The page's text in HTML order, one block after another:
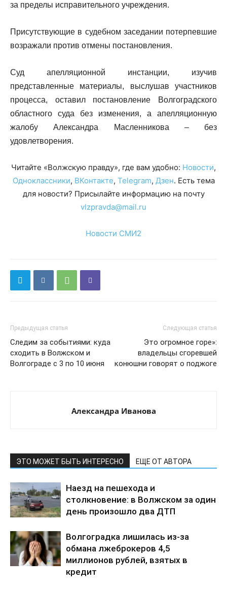
за пределы исправительного учреждения.
Присутствующие в судебном заседании потерпевшие
возражали против отмены постановления.
Суд апелляционной инстанции, изучив
представленные материалы, выслушав участников
процесса, оставил постановление Волгоградского
областного суда без изменения, а апелляционную
жалобу Александра Масленникова – без
удовлетворения.
Читайте «Волжскую правду», где вам удобно: Новости,
Одноклассники, ВКонтакте, Telegram, Дзен. Есть тема
для новости? Присылайте информацию на почту
vlzpravda@mail.ru
Новости СМИ2
Предыдущая статья
Следим за событиями: куда
сходить в Волжском и
Волгограде с 3 по 10 июня
Следующая статья
Это огромное горе»:
владельцы сгоревшей
конюшни говорят о поджоге
Александра Иванова
ЭТО МОЖЕТ БЫТЬ ИНТЕРЕСНО ЕЩЕ ОТ АВТОРА
Наезд на пешехода и
столкновение: в Волжском за один
день произошло два ДТП
Волгоградка лишилась из-за
обмана лжеброкеров 4,5
миллионов рублей, взятых в
кредит